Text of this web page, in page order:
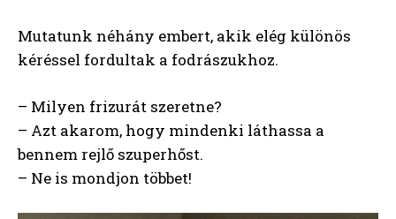
Mutatunk néhány embert, akik elég különös
kéréssel fordultak a fodrászukhoz.
– Milyen frizurát szeretne?
– Azt akarom, hogy mindenki láthassa a
bennem rejlő szuperhőst.
– Ne is mondjon többet!